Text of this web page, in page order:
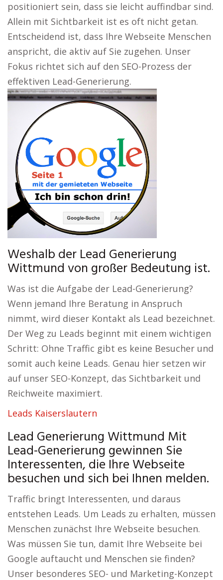
positioniert sein, dass sie leicht auffindbar sind.
Allein mit Sichtbarkeit ist es oft nicht getan.
Entscheidend ist, dass Ihre Webseite Menschen
anspricht, die aktiv auf Sie zugehen. Unser
Fokus richtet sich auf den SEO-Prozess der
effektiven Lead-Generierung.
Weshalb der Lead Generierung
Wittmund von großer Bedeutung ist.
Was ist die Aufgabe der Lead-Generierung?
Wenn jemand Ihre Beratung in Anspruch
nimmt, wird dieser Kontakt als Lead bezeichnet.
Der Weg zu Leads beginnt mit einem wichtigen
Schritt: Ohne Traffic gibt es keine Besucher und
somit auch keine Leads. Genau hier setzen wir
auf unser SEO-Konzept, das Sichtbarkeit und
Reichweite maximiert.
Leads Kaiserslautern
Lead Generierung Wittmund Mit
Lead-Generierung gewinnen Sie
Interessenten, die Ihre Webseite
besuchen und sich bei Ihnen melden.
Traffic bringt Interessenten, und daraus
entstehen Leads. Um Leads zu erhalten, müssen
Menschen zunächst Ihre Webseite besuchen.
Was müssen Sie tun, damit Ihre Webseite bei
Google auftaucht und Menschen sie finden?
Unser besonderes SEO- und Marketing-Konzept